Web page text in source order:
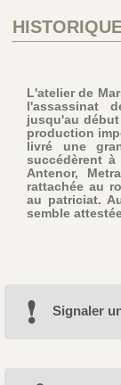
L'atelier de
l'assassinat
jusqu'au
production
livré une
succédèrent
Antenor,
rattachée au
au patriciat.
semble
Signaler